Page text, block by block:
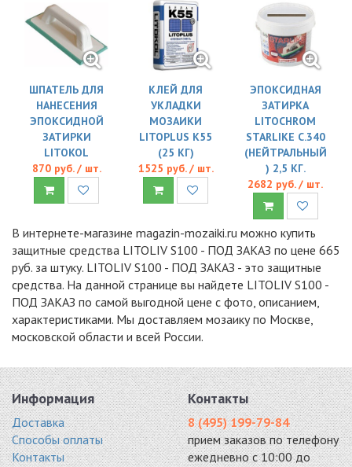
ШПАТЕЛЬ ДЛЯ
НАНЕСЕНИЯ
ЭПОКСИДНОЙ
ЗАТИРКИ
LITOKOL
870 руб. / шт.
КЛЕЙ ДЛЯ
УКЛАДКИ
МОЗАИКИ
LITOPLUS K55
(25 КГ)
1525 руб. / шт.
ЭПОКСИДНАЯ
ЗАТИРКА
LITOCHROM
STARLIKE C.340
(НЕЙТРАЛЬНЫЙ
) 2,5 КГ.
2682 руб. / шт.
В интернете-магазине magazin-mozaiki.ru можно купить
защитные средства LITOLIV S100 - ПОД ЗАКАЗ по цене 665
руб. за штуку. LITOLIV S100 - ПОД ЗАКАЗ - это защитные
средства. На данной странице вы найдете LITOLIV S100 -
ПОД ЗАКАЗ по самой выгодной цене с фото, описанием,
характеристиками. Мы доставляем мозаику по Москве,
московской области и всей России.
Информация
Доставка
Способы оплаты
Контакты
Контакты
8 (495) 199-79-84
прием заказов по телефону
ежедневно с 10:00 до